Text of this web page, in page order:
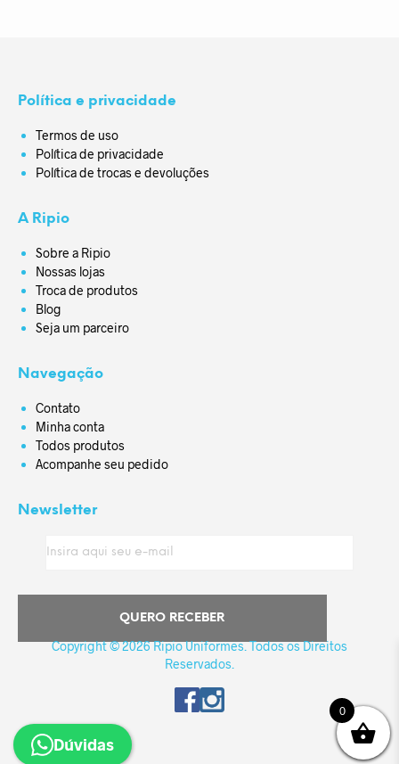
Política e privacidade
Termos de uso
Política de privacidade
Política de trocas e devoluções
A Ripio
Sobre a Ripio
Nossas lojas
Troca de produtos
Blog
Seja um parceiro
Navegação
Contato
Minha conta
Todos produtos
Acompanhe seu pedido
Newsletter
Copyright © 2026 Ripio Uniformes. Todos os Direitos
Reservados.
0
Dúvidas